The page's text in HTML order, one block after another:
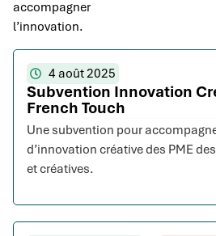
accompagner
l’innovation.
4 août 2025
Subvention Innovation
French Touch
Une subvention pour
d’innovation créative des PME
et créatives.